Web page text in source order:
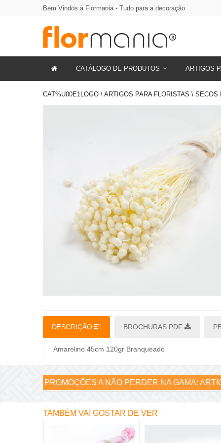
Bem Vindos à Flormania - Tudo para a decoração
CATÁLOGO DE PRODUTOS ARTIGOS
CAT%U00E1LOGO \ ARTIGOS PARA FLORISTAS \ SECOS
DESCRIÇÃO BROCHURAS PDF
Amarelino 45cm 120gr Branqueado
PROMOÇÕES A NÃO PERDER NA GAMA:
TAMBÉM VAI GOSTAR DE VER